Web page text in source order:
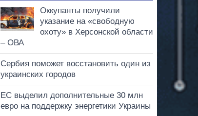
Оккупанты получили
указание на «свободную
охоту» в Херсонской области
– ОВА
Сербия поможет восстановить один из
украинских городов
ЕС выделил дополнительные 30 млн
евро на поддержку энергетики Украины